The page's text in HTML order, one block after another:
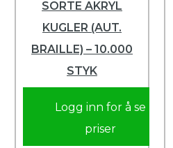
SORTE AKRYL
KUGLER (AUT.
BRAILLE) – 10.000
STYK
Logg inn for å se
priser